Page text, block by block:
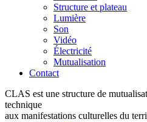
Structure et plateau
Lumière
Son
Vidéo
Électricité
Mutualisation
Contact
CLAS est une structure de
technique
aux manifestations culturelles du